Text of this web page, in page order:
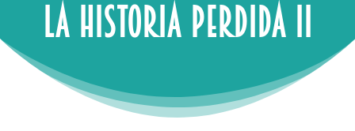
La historia perdida II